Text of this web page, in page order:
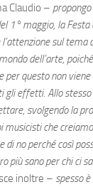
Claudio –
1° maggio, la
sul tema
dell’arte,
per questo non
gli effetti. Allo stesso
svolgendo la
musicisti che
di no perché così
più sano per chi ci
inoltre – spesso